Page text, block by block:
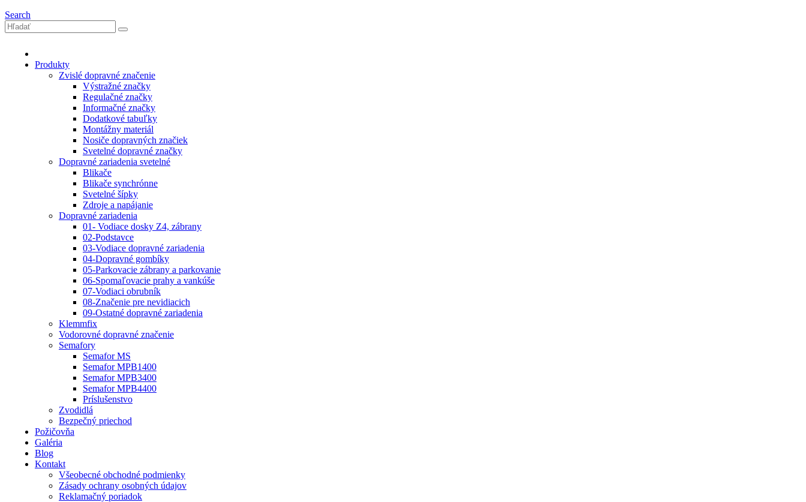
Search
Produkty
Zvislé dopravné značenie
Výstražné značky
Regulačné značky
Informačné značky
Dodatkové tabuľky
Montážny materiál
Nosiče dopravných značiek
Svetelné dopravné značky
Dopravné zariadenia svetelné
Blikače
Blikače synchrónne
Svetelné šípky
Zdroje a napájanie
Dopravné zariadenia
01- Vodiace dosky Z4, zábrany
02-Podstavce
03-Vodiace dopravné zariadenia
04-Dopravné gombíky
05-Parkovacie zábrany a parkovanie
06-Spomaľovacie prahy a vankúše
07-Vodiaci obrubník
08-Značenie pre nevidiacich
09-Ostatné dopravné zariadenia
Klemmfix
Vodorovné dopravné značenie
Semafory
Semafor MS
Semafor MPB1400
Semafor MPB3400
Semafor MPB4400
Príslušenstvo
Zvodidlá
Bezpečný priechod
Požičovňa
Galéria
Blog
Kontakt
Všeobecné obchodné podmienky
Zásady ochrany osobných údajov
Reklamačný poriadok